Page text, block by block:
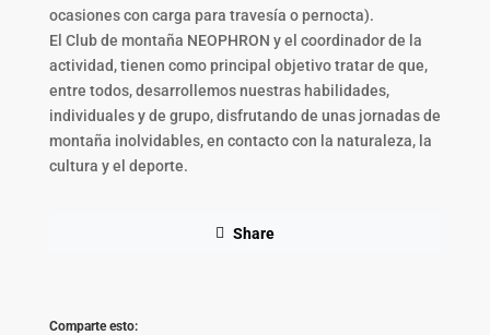
ocasiones con carga para travesía o pernocta).
El Club de montaña NEOPHRON y el coordinador de la
actividad, tienen como principal objetivo tratar de que,
entre todos, desarrollemos nuestras habilidades,
individuales y de grupo, disfrutando de unas jornadas de
montaña inolvidables, en contacto con la naturaleza, la
cultura y el deporte.
Share
Comparte esto: